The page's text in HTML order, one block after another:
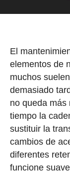
El
elementos de
muchos
demasiado
no queda más
tiempo la
sustituir la
cambios de
diferentes
funcione